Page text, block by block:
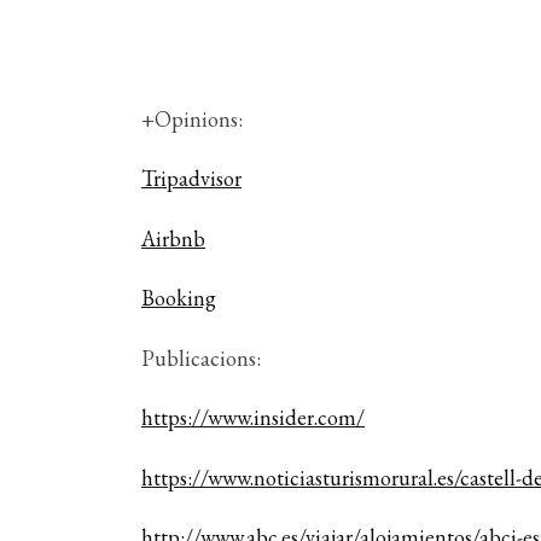
+Opinions:
Tripadvisor
Airbnb
Booking
Publicacions:
https://www.insider.com/
https://www.noticiasturismorural.es/castell-